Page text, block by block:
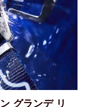
グランデ リ